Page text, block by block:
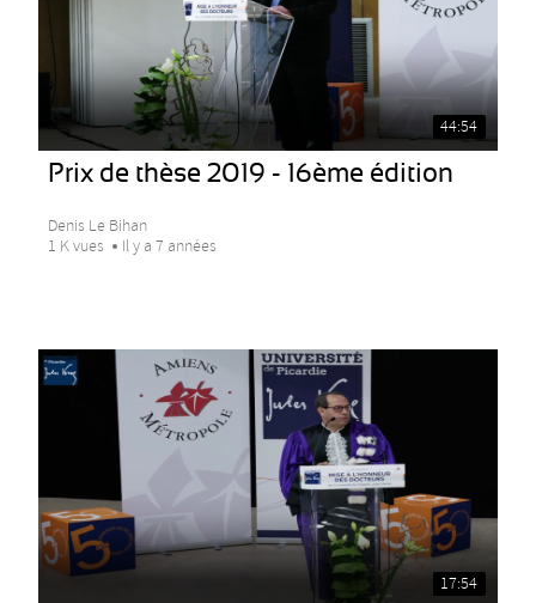
44:54
Prix de thèse 2019 - 16ème édition
Denis Le Bihan
1 K vues
Il y a 7 années
17:54